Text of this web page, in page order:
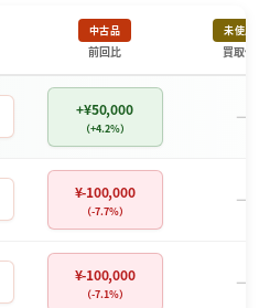
中古品
前回比
未使用
買取価
+¥50,000
（+4.2%） －
¥-100,000
（-7.7%） －
¥-100,000
（-7.1%） －